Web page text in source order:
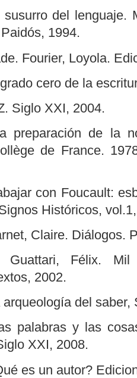
susurro del lenguaje.
1994.
Fourier, Loyola.
cero de la
Siglo XXI, 2004.
preparación de la
de France.
con Foucault:
Históricos,
Claire. Diálogos.
Félix. Mil
2002.
del saber,
palabras y las
XXI, 2008.
es un autor?